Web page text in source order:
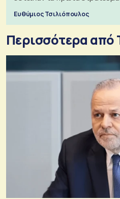
Ευθύμιος Τσιλιόπουλος
Περισσότερα από